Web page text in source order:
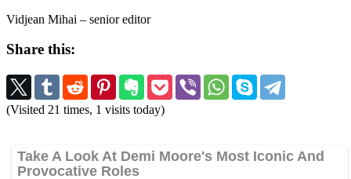
Vidjean Mihai – senior editor
Share this:
(Visited 21 times, 1 visits today)